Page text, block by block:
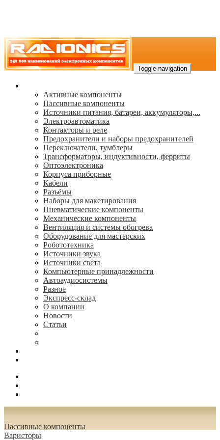
Toggle navigation
Активные компоненты
Пассивные компоненты
Источники питания, батареи, аккумуляторы,...
Электроавтоматика
Контакторы и реле
Предохранители и наборы предохранителей
Переключатели, тумблеры
Трансформаторы, индуктивности, ферриты
Oптоэлектроника
Корпуса приборные
Кабели
Разъёмы
Наборы для макетирования
Пневматические компоненты
Механические компоненты
Вентиляция и системы обогрева
Оборудование для мастерских
Робототехника
Источники звука
Источники света
Компьютерные принадлежности
Автоаудиосистемы
Разное
Экспресс-склад
О компании
Новости
Статьи
Пассивные компоненты
Варисторы